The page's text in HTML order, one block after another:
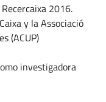
2016.
y la Associació
(ACUP)
investigadora